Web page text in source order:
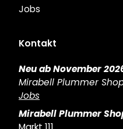
Jobs
Kontakt
Neu ab November
Mirabell Plummer
Jobs
Mirabell Plummer